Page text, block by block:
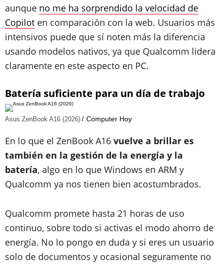
aunque no me ha sorprendido la velocidad de
Copilot en comparación con la web. Usuarios más
intensivos puede que sí noten más la diferencia
usando modelos nativos, ya que Qualcomm lidera
claramente en este aspecto en PC.
Batería suficiente para un día de trabajo
Asus ZenBook A16 (2026) Computer Hoy
En lo que el ZenBook A16 vuelve a brillar es
también en la gestión de la energía y la
batería, algo en lo que Windows en ARM y
Qualcomm ya nos tienen bien acostumbrados.
Qualcomm promete hasta 21 horas de uso
continuo, sobre todo si activas el modo ahorro de
energía. No lo pongo en duda y si eres un usuario
solo de documentos y ocasional seguramente no